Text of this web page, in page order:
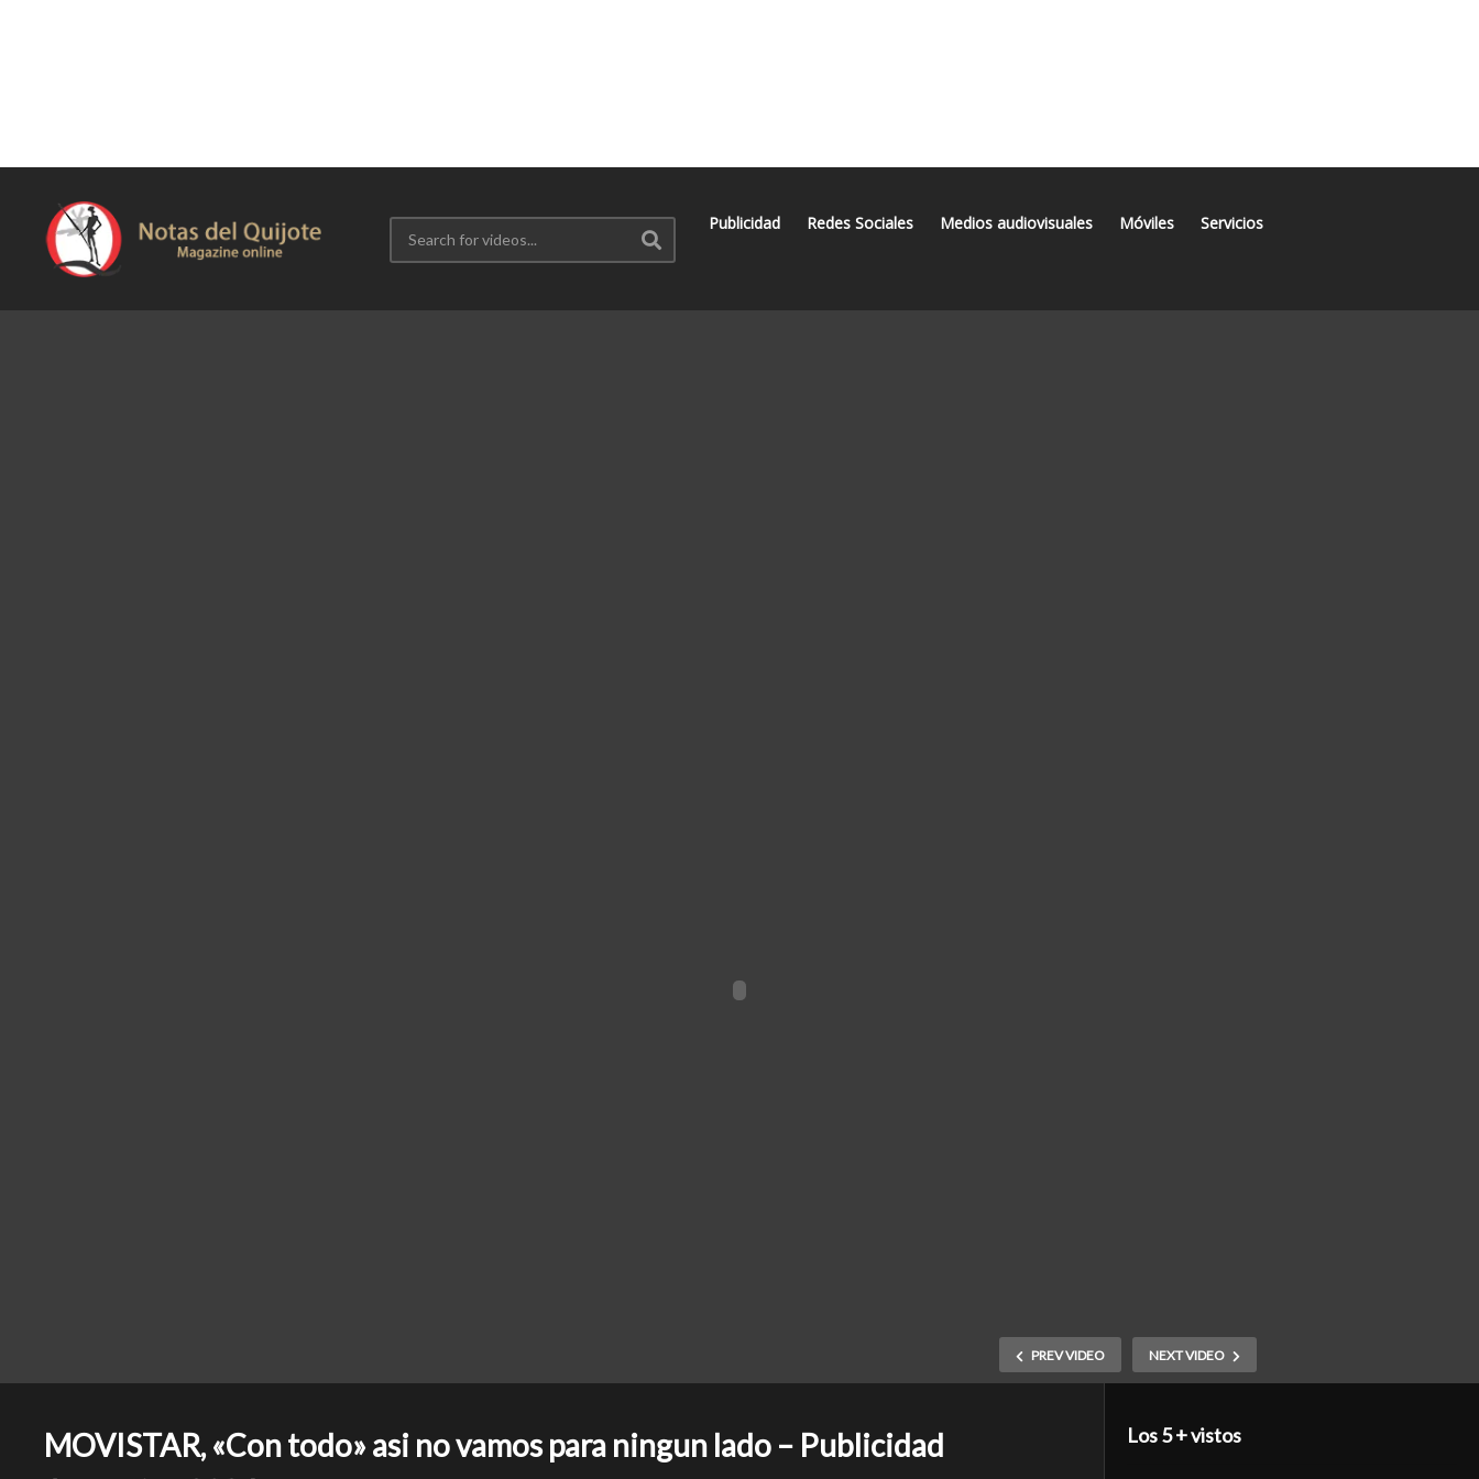
Publicidad Redes Sociales Medios audiovisuales Móviles Servicios
PREV VIDEO NEXT VIDEO
MOVISTAR, «Con todo» asi no vamos para ningun lado – Publicidad
Los 5 + vistos